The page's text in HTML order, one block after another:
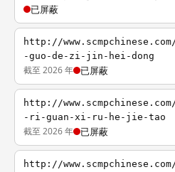
已屏蔽
http://
-guo-de-zi-jin-hei-dong
截至 2026 年 已屏蔽
http://
-ri-guan-xi-ru-he-jie-tao
截至 2026 年 已屏蔽
http://